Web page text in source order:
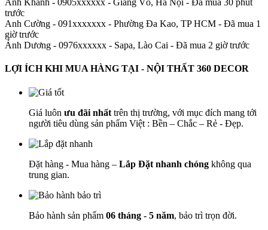
Anh Khánh - 0905xxxxxx - Giảng Võ, Hà Nội - Đã mua 30 phút
trước
Anh Cường - 091xxxxxxx - Phường Đa Kao, TP HCM - Đã mua 1
giờ trước
Ánh Dương - 0976xxxxxx - Sapa, Lào Cai - Đã mua 2 giờ trước
LỢI ÍCH KHI MUA HÀNG TẠI - NỘI THẤT 360 DECOR
Giá luôn ưu đãi nhất trên thị trường, với mục đích mang tới
người tiêu dùng sản phẩm Việt : Bền – Chắc – Rẻ - Đẹp.
Đặt hàng - Mua hàng – Lắp Đặt nhanh chóng không qua
trung gian.
Bảo hành sản phẩm 06 tháng - 5 năm, bảo trì trọn đời.